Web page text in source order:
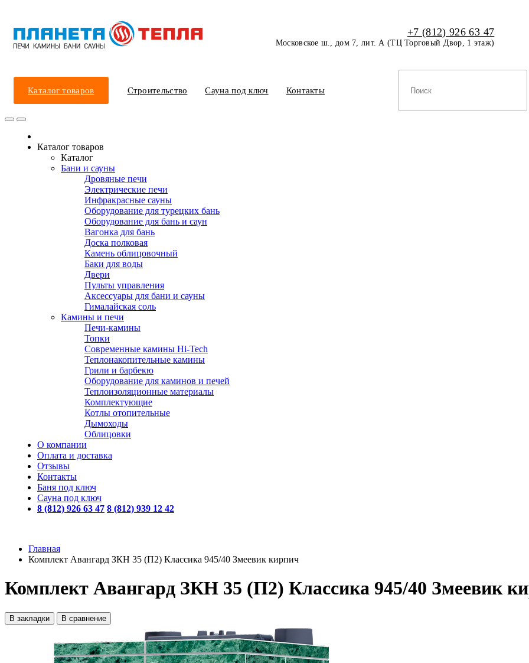
+7 (812) 926 63 47
Московское ш., дом 7, лит. А (ТЦ Торговый Двор, 1 этаж)
Каталог товаров Строительство Сауна под ключ Контакты
Каталог товаров
Каталог
Бани и сауны
Дровяные печи
Электрические печи
Инфракрасные сауны
Оборудование для турецких бань
Оборудование для бань и саун
Вагонка для бань
Доска полковая
Камень облицовочный
Баки для воды
Двери
Пульты управления
Аксессуары для бани и сауны
Гималайская соль
Камины и печи
Печи-камины
Топки
Современные камины Hi-Tech
Теплонакопительные камины
Грили и барбекю
Оборудование для каминов и печей
Теплоизоляционные материалы
Комплектующие
Котлы отопительные
Дымоходы
Облицовки
О компании
Оплата и доставка
Отзывы
Контакты
Баня под ключ
Сауна под ключ
8 (812) 926 63 47 8 (812) 939 12 42
Главная
Комплект Авангард ЗКН 35 (П2) Классика 945/40 Змеевик кирпич
Комплект Авангард ЗКН 35 (П2) Классика 945/40 Змеевик
В закладки В сравнение